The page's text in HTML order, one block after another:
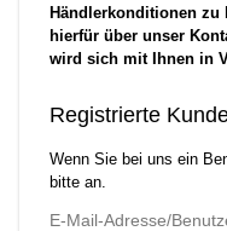
Händlerkonditionen zu
hierfür über unser
wird sich mit Ihnen in
Registrierte
Wenn Sie bei uns ein
bitte an.
E-Mail-Adresse/